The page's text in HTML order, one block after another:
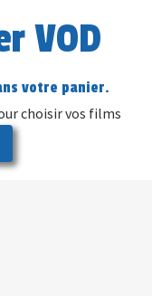
VOD
votre panier.
choisir vos films